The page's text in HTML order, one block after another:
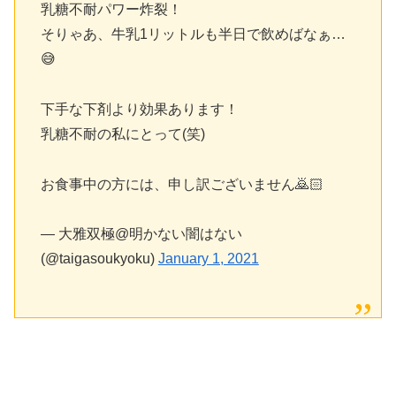
乳糖不耐パワー炸裂！
そりゃあ、牛乳1リットルも半日で飲めばなぁ…
😅
下手な下剤より効果あります！
乳糖不耐の私にとって(笑)
お食事中の方には、申し訳ございません🙇🏻
— 大雅双極@明かない闇はない
(@taigasoukyoku) January 1, 2021